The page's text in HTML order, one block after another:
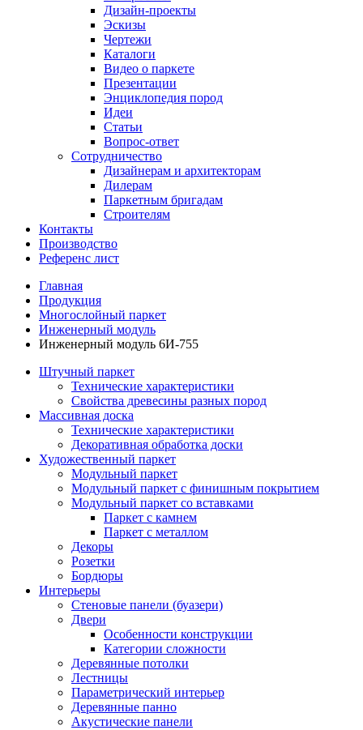
Дизайн-проекты
Эскизы
Чертежи
Каталоги
Видео о паркете
Презентации
Энциклопедия пород
Идеи
Статьи
Вопрос-ответ
Сотрудничество
Дизайнерам и архитекторам
Дилерам
Паркетным бригадам
Строителям
Контакты
Производство
Референс лист
Главная
Продукция
Многослойный паркет
Инженерный модуль
Инженерный модуль 6И-755
Штучный паркет
Технические характеристики
Свойства древесины разных пород
Массивная доска
Технические характеристики
Декоративная обработка доски
Художественный паркет
Модульный паркет
Модульный паркет с финишным покрытием
Модульный паркет со вставками
Паркет с камнем
Паркет с металлом
Декоры
Розетки
Бордюры
Интерьеры
Стеновые панели (буазери)
Двери
Особенности конструкции
Категории сложности
Деревянные потолки
Лестницы
Параметрический интерьер
Деревянные панно
Акустические панели